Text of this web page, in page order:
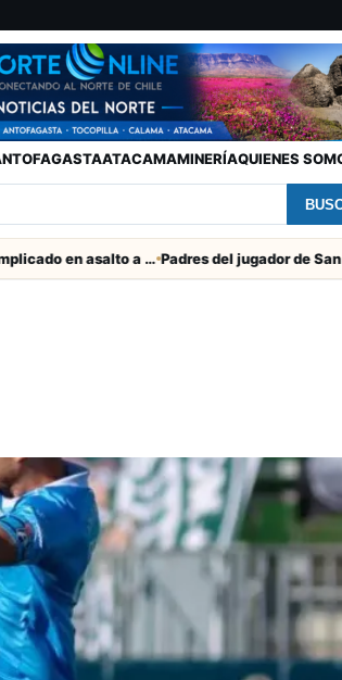
ATACAMAMINERÍAQUIENES
Condenan a cuarto implicado en asalto a comerciante en Iquique